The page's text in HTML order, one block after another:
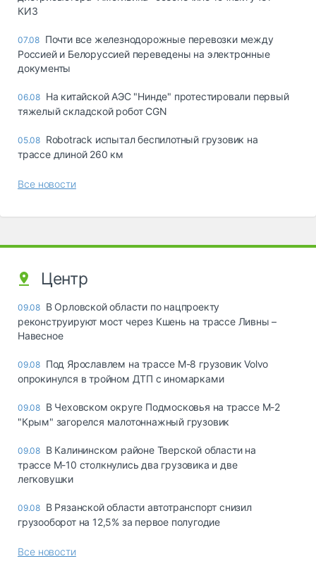
КИЗ
07.08 Почти все железнодорожные перевозки между
Россией и Белоруссией переведены на электронные
документы
06.08 На китайской АЭС "Нинде" протестировали первый
тяжелый складской робот CGN
05.08 Robotrack испытал беспилотный грузовик на
трассе длиной 260 км
Все новости
Центр
09.08 В Орловской области по нацпроекту
реконструируют мост через Кшень на трассе Ливны –
Навесное
09.08 Под Ярославлем на трассе М-8 грузовик Volvo
опрокинулся в тройном ДТП с иномарками
09.08 В Чеховском округе Подмосковья на трассе М-2
"Крым" загорелся малотоннажный грузовик
09.08 В Калининском районе Тверской области на
трассе М-10 столкнулись два грузовика и две
легковушки
09.08 В Рязанской области автотранспорт снизил
грузооборот на 12,5% за первое полугодие
Все новости